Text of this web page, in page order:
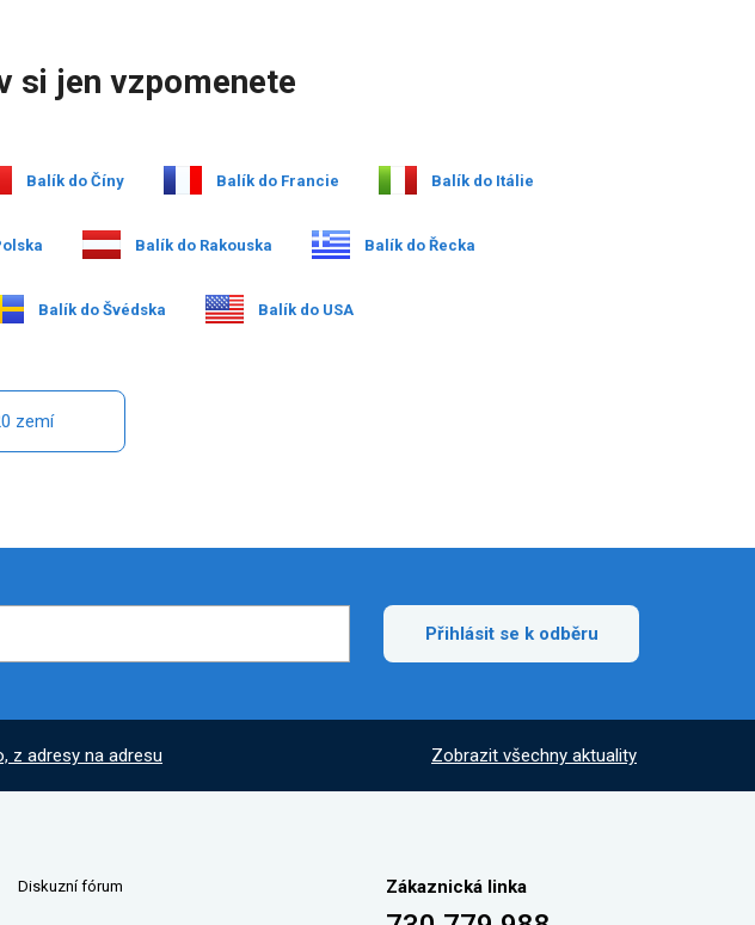
si jen vzpomenete
Balík do Číny Balík do Francie Balík do Itálie
Balík do Rakouska Balík do Řecka
Balík do Švédska Balík do USA
zemí
Přihlásit se k odběru
z adresy na adresu Zobrazit všechny aktuality
Diskuzní fórum Zákaznická linka